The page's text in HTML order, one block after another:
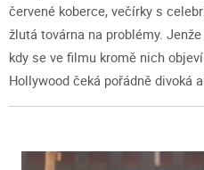
červené koberce, večírky s
žlutá továrna na problémy.
kdy se ve filmu kromě nich
Hollywood čeká pořádně divoká